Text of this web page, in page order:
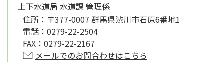
上下水道局 水道課 管理係
住所： 〒377-0007 群馬県渋川市石原6番地1
電話： 0279-22-2504
FAX： 0279-22-2167
メールでのお問合わせはこちら